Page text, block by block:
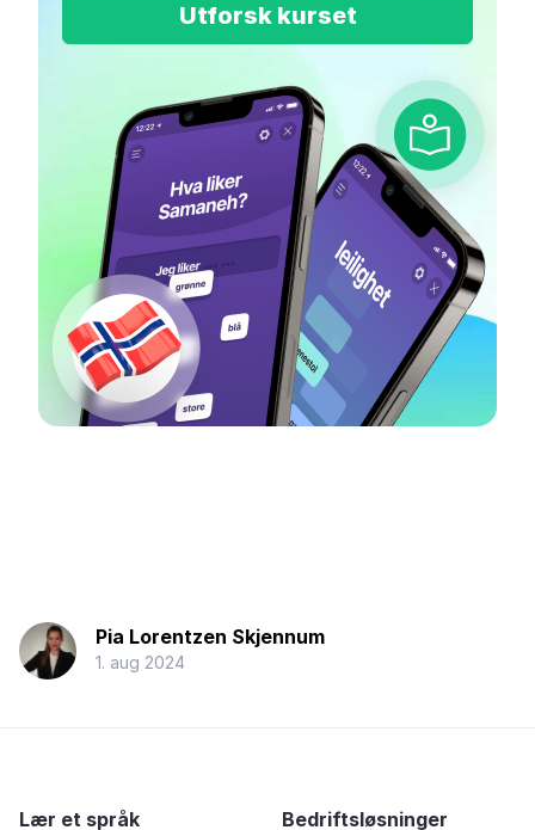
Utforsk kurset
Pia Lorentzen Skjennum
1. aug 2024
Lær et språk Bedriftsløsninger